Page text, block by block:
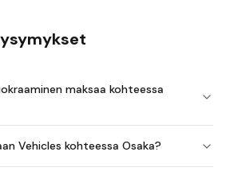
maksaa kohteessa
Vehicles kohteessa Osaka?